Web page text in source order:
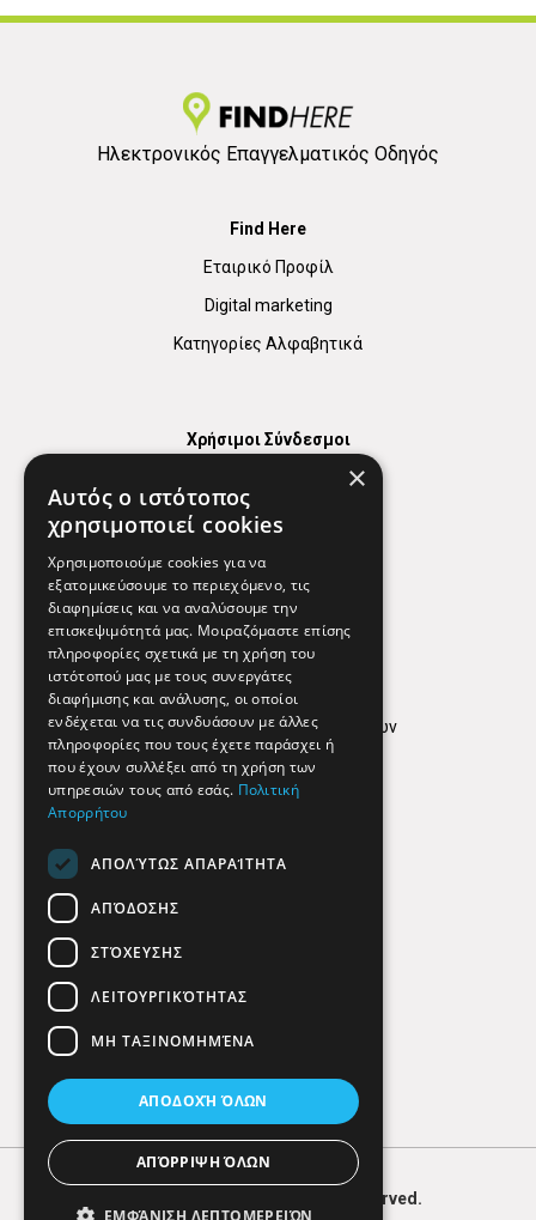
Ηλεκτρονικός Επαγγελματικός Οδηγός
Find Here
Εταιρικό Προφίλ
Digital marketing
Κατηγορίες Αλφαβητικά
Χρήσιμοι Σύνδεσμοι
Χρήσιμα Τηλέφωνα
Εφημερεύοντα Φαρμακεία
Απόρρητο
Όροι Χρήσης
Πολιτική προστασίας δεδομένων
Findhere
Social Media
HERE. All Rights Reserved.
×
Αυτός ο ιστότοπος
χρησιμοποιεί cookies
Χρησιμοποιούμε cookies για να
εξατομικεύσουμε το περιεχόμενο, τις
διαφημίσεις και να αναλύσουμε την
επισκεψιμότητά μας. Μοιραζόμαστε επίσης
πληροφορίες σχετικά με τη χρήση του
ιστότοπού μας με τους συνεργάτες
διαφήμισης και ανάλυσης, οι οποίοι
ενδέχεται να τις συνδυάσουν με άλλες
πληροφορίες που τους έχετε παράσχει ή
που έχουν συλλέξει από τη χρήση των
υπηρεσιών τους από εσάς. Πολιτική
Απορρήτου
ΑΠΟΛΎΤΩΣ ΑΠΑΡΑΊΤΗΤΑ
ΑΠΌΔΟΣΗΣ
ΣΤΌΧΕΥΣΗΣ
ΛΕΙΤΟΥΡΓΙΚΌΤΗΤΑΣ
ΜΗ ΤΑΞΙΝΟΜΗΜΈΝΑ
ΑΠΟΔΟΧΉ ΌΛΩΝ
ΑΠΌΡΡΙΨΗ ΌΛΩΝ
ΕΜΦΆΝΙΣΗ ΛΕΠΤΟΜΕΡΕΙΏΝ